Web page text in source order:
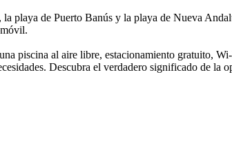
playa de Puerto Banús y la playa de Nueva
piscina al aire libre, estacionamiento gratuito,
Descubra el verdadero significado de la